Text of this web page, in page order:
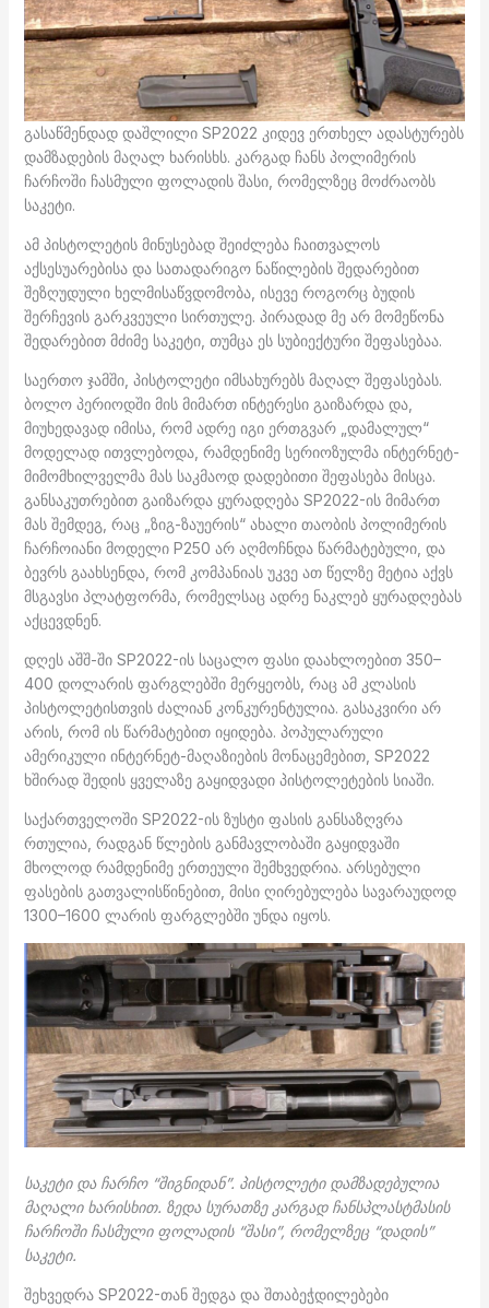
გასაწმენდად დაშლილი SP2022 კიდევ ერთხელ ადასტურებს
დამზადების მაღალ ხარისხს. კარგად ჩანს პოლიმერის
ჩარჩოში ჩასმული ფოლადის შასი, რომელზეც მოძრაობს
საკეტი.
ამ პისტოლეტის მინუსებად შეიძლება ჩაითვალოს
აქსესუარებისა და სათადარიგო ნაწილების შედარებით
შეზღუდული ხელმისაწვდომობა, ისევე როგორც ბუდის
შერჩევის გარკვეული სირთულე. პირადად მე არ მომეწონა
შედარებით მძიმე საკეტი, თუმცა ეს სუბიექტური შეფასებაა.
საერთო ჯამში, პისტოლეტი იმსახურებს მაღალ შეფასებას.
ბოლო პერიოდში მის მიმართ ინტერესი გაიზარდა და,
მიუხედავად იმისა, რომ ადრე იგი ერთგვარ „დამალულ“
მოდელად ითვლებოდა, რამდენიმე სერიოზულმა ინტერნეტ-
მიმომხილველმა მას საკმაოდ დადებითი შეფასება მისცა.
განსაკუთრებით გაიზარდა ყურადღება SP2022-ის მიმართ
მას შემდეგ, რაც „ზიგ-ზაუერის“ ახალი თაობის პოლიმერის
ჩარჩოიანი მოდელი P250 არ აღმოჩნდა წარმატებული, და
ბევრს გაახსენდა, რომ კომპანიას უკვე ათ წელზე მეტია აქვს
მსგავსი პლატფორმა, რომელსაც ადრე ნაკლებ ყურადღებას
აქცევდნენ.
დღეს აშშ-ში SP2022-ის საცალო ფასი დაახლოებით 350–
400 დოლარის ფარგლებში მერყეობს, რაც ამ კლასის
პისტოლეტისთვის ძალიან კონკურენტულია. გასაკვირი არ
არის, რომ ის წარმატებით იყიდება. პოპულარული
ამერიკული ინტერნეტ-მაღაზიების მონაცემებით, SP2022
ხშირად შედის ყველაზე გაყიდვადი პისტოლეტების სიაში.
საქართველოში SP2022-ის ზუსტი ფასის განსაზღვრა
რთულია, რადგან წლების განმავლობაში გაყიდვაში
მხოლოდ რამდენიმე ერთეული შემხვედრია. არსებული
ფასების გათვალისწინებით, მისი ღირებულება სავარაუდოდ
1300–1600 ლარის ფარგლებში უნდა იყოს.
საკეტი და ჩარჩო “შიგნიდან”. პისტოლეტი დამზადებულია
მაღალი ხარისხით. ზედა სურათზე კარგად ჩანსპლასტმასის
ჩარჩოში ჩასმული ფოლადის “შასი”, რომელზეც “დადის”
საკეტი.
შეხვედრა SP2022-თან შედგა და შთაბეჭდილებები